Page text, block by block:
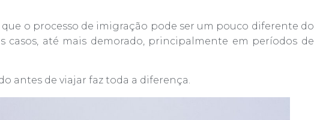
que o processo de imigração pode ser um pouco diferente do
casos, até mais demorado, principalmente em períodos de
antes de viajar faz toda a diferença.